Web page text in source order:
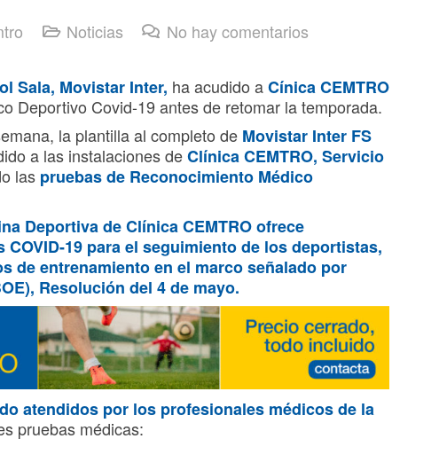
Noticias No hay comentarios
Sala, Movistar Inter, ha acudido aCínica CEMTRO
Deportivo Covid-19 antes de retomar la temporada.
la plantilla al completo de Movistar Inter FS
a las instalaciones deClínica CEMTRO, Servicio
las pruebas de Reconocimiento Médico
Deportiva deClínica CEMTROofrece
19 para el seguimiento de los deportistas,
de entrenamiento en el marco señalado por
Resolución del 4 de mayo.
atendidos por los profesionales médicos de la
pruebas médicas: